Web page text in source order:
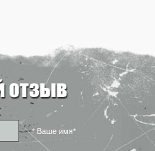
* Ваше имя*